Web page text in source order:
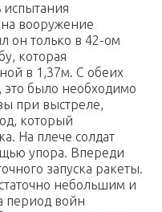
на вооружение
он только в 42-ом
которая
в 1,37м. С обеих
это было необходимо
при выстреле,
который
На плече солдат
упора. Впереди
запуска ракеты.
небольшим и
период войн